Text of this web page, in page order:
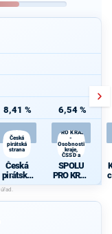
8,41 %
Česká
pirátská
strana
Česká
pirátská
strana
6,54 %
PRO KRAJ
-
Osobnosti
kraje,
ČSSD a
SPOLU
PRO KRAJ
-
kraje,